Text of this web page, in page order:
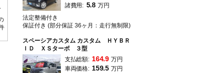
諸費用: 5.8 万円
法定整備付き
保証付き (部分保証 36ヶ月：走行無制限)
スペーシアカスタム カスタム ＨＹＢＲ
ＩＤ ＸＳターボ ３型
支払総額: 164.9 万円
車両価格: 159.5 万円